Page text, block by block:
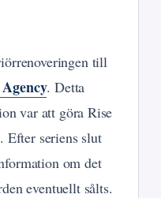
till
. Detta
var att göra Rise
Efter seriens slut
om det
eventuellt sålts.